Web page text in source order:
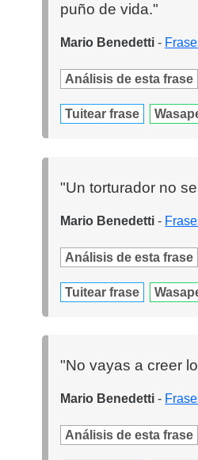
puño de vida."
Mario Benedetti -
Análisis de esta frase
Tuitear frase
"Un torturador no
Mario Benedetti -
Análisis de esta frase
Tuitear frase
"No vayas a creer
Mario Benedetti -
Análisis de esta frase